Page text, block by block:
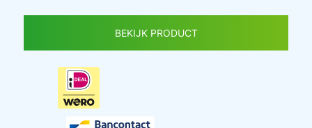
BEKIJK PRODUCT